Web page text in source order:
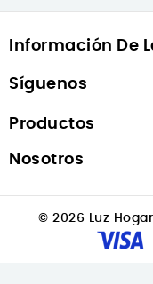
Información De
Síguenos
Productos
Nosotros
© 2026 Luz